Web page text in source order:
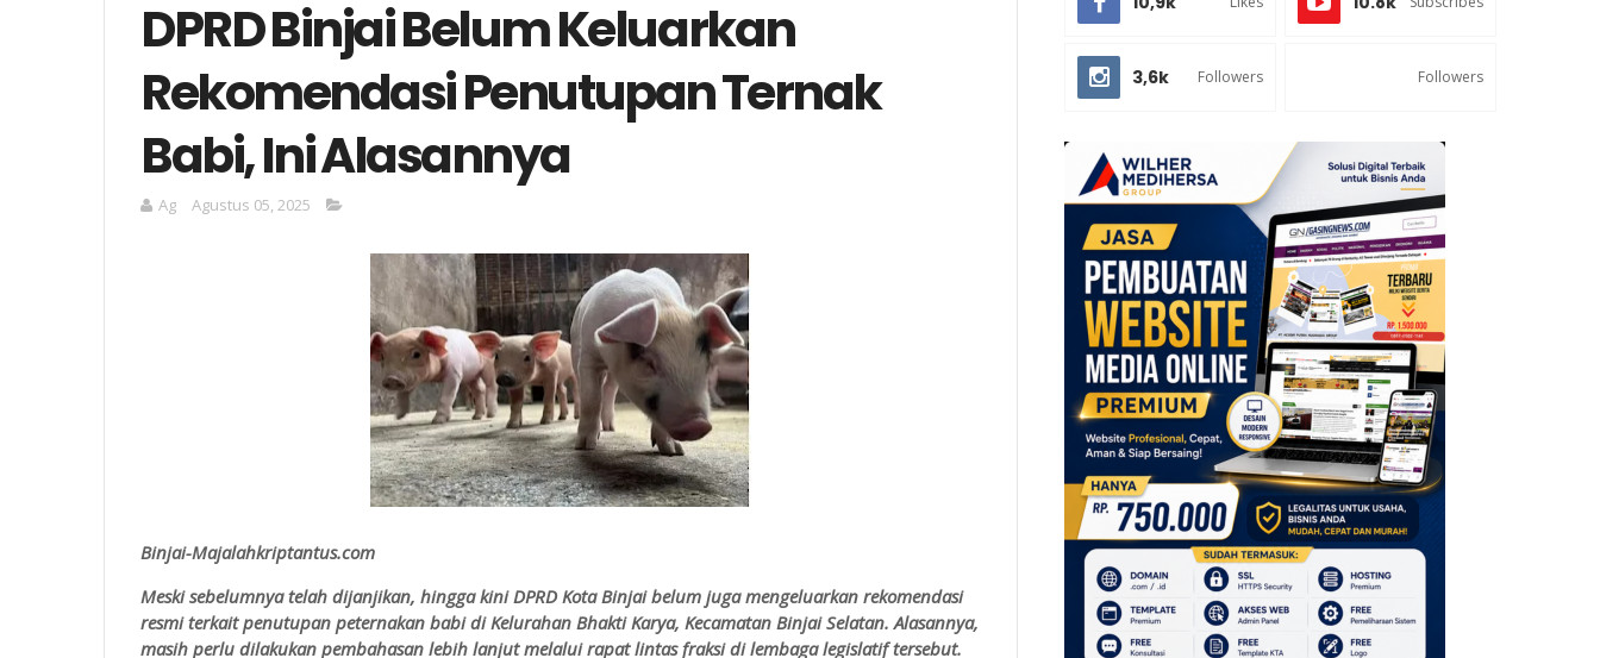
DPRD Binjai Belum Keluarkan
Rekomendasi Penutupan Ternak
Babi, Ini Alasannya
Ag Agustus 05, 2025
Binjai-Majalahkriptantus.com
Meski sebelumnya telah dijanjikan, hingga kini DPRD Kota Binjai belum juga mengeluarkan rekomendasi
resmi terkait penutupan peternakan babi di Kelurahan Bhakti Karya, Kecamatan Binjai Selatan. Alasannya,
masih perlu dilakukan pembahasan lebih lanjut melalui rapat lintas fraksi di lembaga legislatif tersebut.
3,6k Followers Followers